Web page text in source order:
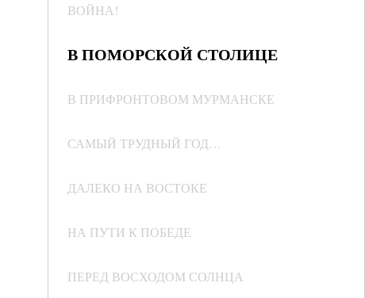
ВОЙНА!
В ПОМОРСКОЙ СТОЛИЦЕ
В ПРИФРОНТОВОМ МУРМАНСКЕ
САМЫЙ ТРУДНЫЙ ГОД…
ДАЛЕКО НА ВОСТОКЕ
НА ПУТИ К ПОБЕДЕ
ПЕРЕД ВОСХОДОМ СОЛНЦА